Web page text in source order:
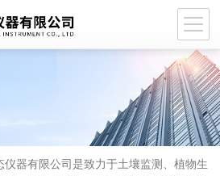
仪器有限公司是致力于土壤监测、植物生